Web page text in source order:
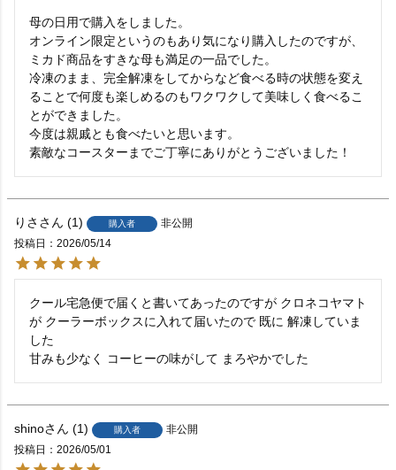
母の日用で購入をしました。
オンライン限定というのもあり気になり購入したのですが、
ミカド商品をすきな母も満足の一品でした。
冷凍のまま、完全解凍をしてからなど食べる時の状態を変え
ることで何度も楽しめるのもワクワクして美味しく食べるこ
とができました。
今度は親戚とも食べたいと思います。
素敵なコースターまでご丁寧にありがとうございました！
りさ 1 購入者
非公開
投稿日
2026/05/14
クール宅急便で届くと書いてあったのですが クロネコヤマト
が クーラーボックスに入れて届いたので 既に 解凍していま
した
甘みも少なく コーヒーの味がして まろやかでした
shino 1 購入者
非公開
投稿日
2026/05/01